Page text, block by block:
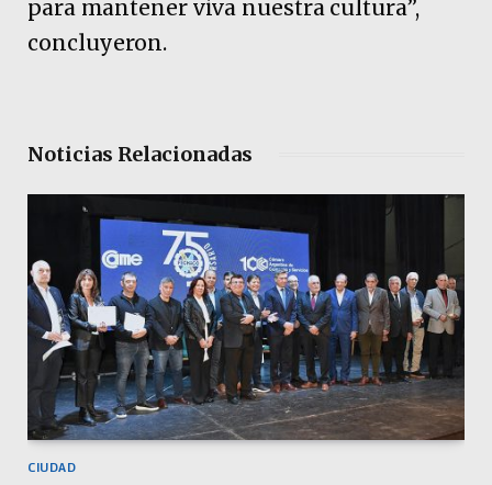
para mantener viva nuestra cultura”,
concluyeron.
Noticias Relacionadas
CIUDAD